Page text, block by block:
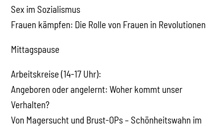
Sex im Sozialismus
Frauen kämpfen: Die Rolle von Frauen in Revolutionen
Mittagspause
Arbeitskreise (14-17 Uhr):
Angeboren oder angelernt: Woher kommt unser
Verhalten?
Von Magersucht und Brust-OPs – Schönheitswahn im